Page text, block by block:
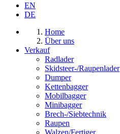
EN
DE
Home
Über uns
Verkauf
Radlader
Skidsteer-/Raupenlader
Dumper
Kettenbagger
Mobilbagger
Minibagger
Brech-/Siebtechnik
Raupen
Walzen/Fertiger